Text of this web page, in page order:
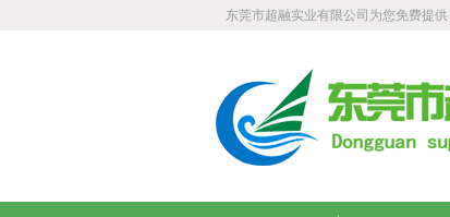
东莞市超融实业有限公司为您免费提供